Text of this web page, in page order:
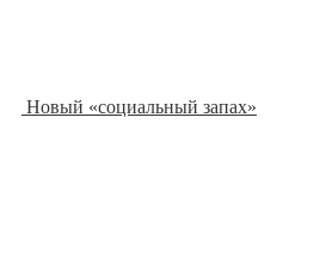
Новый «социальный запах»